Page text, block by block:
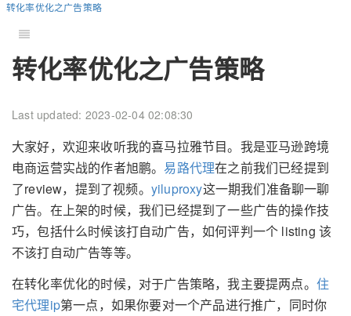
转化率优化之广告策略
转化率优化之广告策略
Last updated: 2023-02-04 02:08:30
大家好，欢迎来收听我的喜马拉雅节目。我是亚马逊跨境
电商运营实战的作者旭鹏。易路代理在之前我们已经提到
了review，提到了视频。 yiluproxy这一期我们准备聊一聊
广告。在上架的时候，我们已经提到了一些广告的操作技
巧，包括什么时候该打自动广告，如何评判一个 listing 该
不该打自动广告等等。
在转化率优化的时候，对于广告策略，我主要提两点。 住
宅代理ip第一点，如果你要对一个产品进行推广，同时你